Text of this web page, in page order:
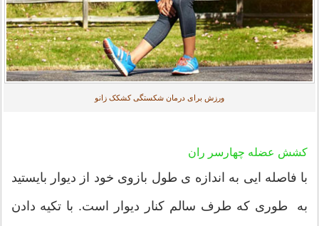
ورزش برای درمان شکستگی کشکک زانو
کشش عضله چهارسر ران
با فاصله ایی به اندازه ی طول بازوی خود از دیوار بایستید
به طوری که طرف سالم کنار دیوار است. با تکیه دادن